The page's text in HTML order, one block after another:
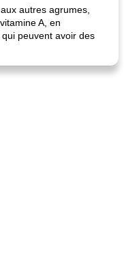
autres agrumes,
A, en
peuvent avoir des